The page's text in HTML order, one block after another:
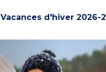
Vacances d'hiver 2026-